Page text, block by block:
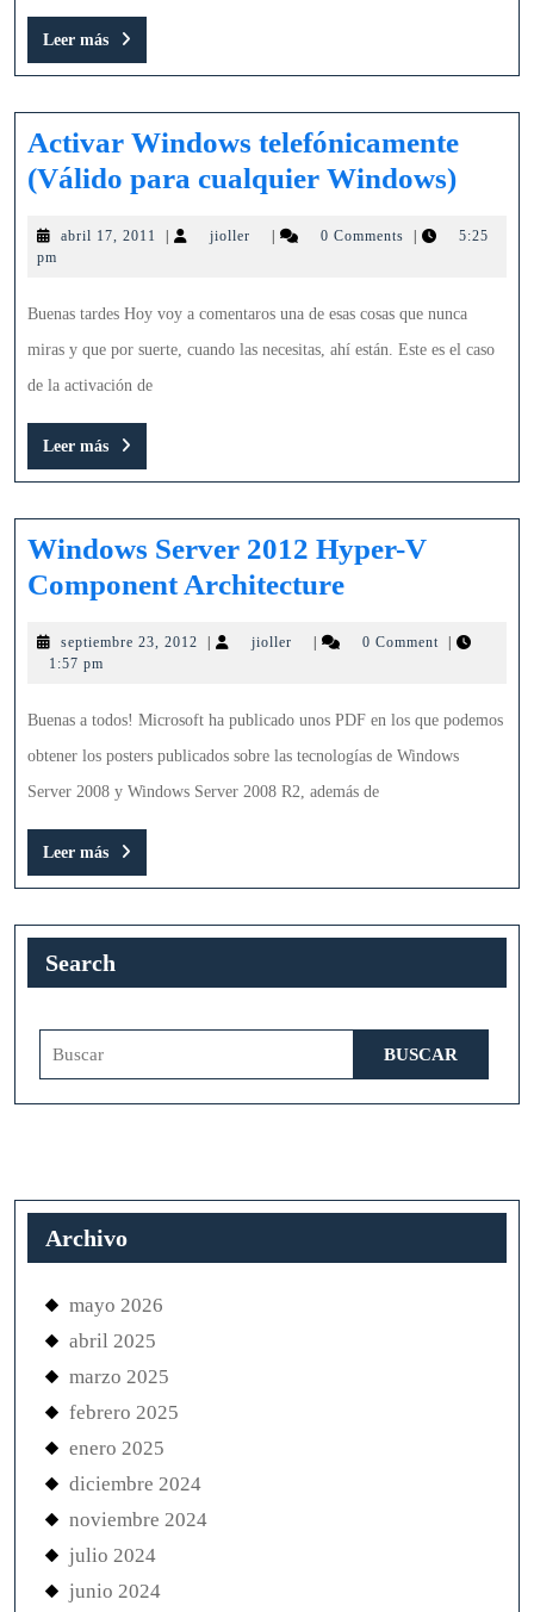
Leer más
más
Activar Windows telefónicamente
(Válido para cualquier Windows)
para
abril 17, 2011 abril
jioller jioller 0 Comments
5:25
pm
Buenas tardes Hoy voy a comentaros una de esas cosas que nunca
miras y que por suerte, cuando las necesitas, ahí están. Este es el caso
de la activación de
Leer más
más
Windows Server 2012 Hyper-V
Component ArchitectureWindows
2012
V
Component
Architecture
septiembre 23, 2012 septiembrejioller jioller 0 Comment
1:57 pm
Buenas a todos! Microsoft ha publicado unos PDF en los que podemos
obtener los posters publicados sobre las tecnologías de Windows
Server 2008 y Windows Server 2008 R2, además de
Leer más
más
Search
Archivo
mayo 2026
abril 2025
marzo 2025
febrero 2025
enero 2025
diciembre 2024
noviembre 2024
julio 2024
junio 2024